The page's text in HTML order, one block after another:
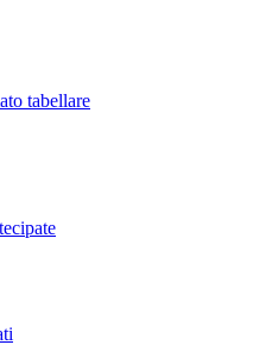
tabellare